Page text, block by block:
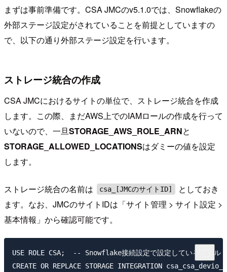
まずは事前準備です。CSA JMCのv5.1.0では、Snowflakeの
外部ステージ設定がされていることを前提としていますの
で、以下の通り外部ステージ設定を行います。
ストレージ統合の作成
CSA JMCにおけるサイトの単位で、ストレージ統合を作成
します。この際、まだAWS上でのIAMロールの作成を行って
いないので、一旦STORAGE_AWS_ROLE_ARNと
STORAGE_ALLOWED_LOCATIONSはダミーの値を設定
します。
ストレージ統合の名前は csa_[JMCのサイトID]
としておき
ます。なお、JMCのサイトIDは「サイト管理 > サイト設定 >
基本情報」から確認可能です。
USE ROLE CSA;  -- Snowflake接続設定で設定しているロール
CREATE OR REPLACE STORAGE INTEGRATION